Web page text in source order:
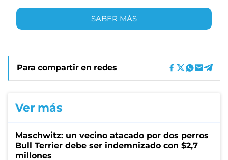
SABER MÁS
Para compartir en redes
Ver más
Maschwitz: un vecino atacado por dos perros
Bull Terrier debe ser indemnizado con $2,7
millones